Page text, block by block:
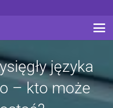
języka
– kto może